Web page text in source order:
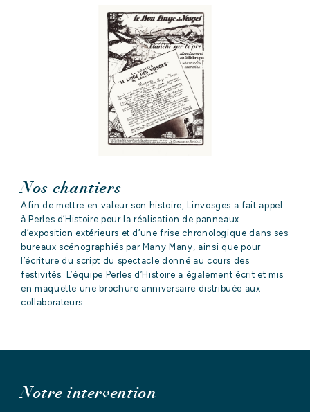
QUI
Nos chantiers
Afin de mettre en valeur son histoire, Linvosges a fait appel
à Perles d’Histoire pour la réalisation de panneaux
d’exposition extérieurs et d’une frise chronologique dans ses
bureaux scénographiés par Many Many, ainsi que pour
l’écriture du script du spectacle donné au cours des
festivités. L’équipe Perles d’Histoire a également écrit et mis
en maquette une brochure anniversaire distribuée aux
collaborateurs.
Notre intervention